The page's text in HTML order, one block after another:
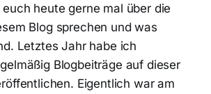
heute gerne mal über die
Blog sprechen und was
Letztes Jahr habe ich
Blogbeiträge auf dieser
Eigentlich war am